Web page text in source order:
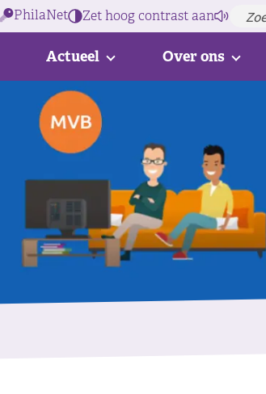
PhilaNet Zet hoog contrast aan
Actueel Over ons